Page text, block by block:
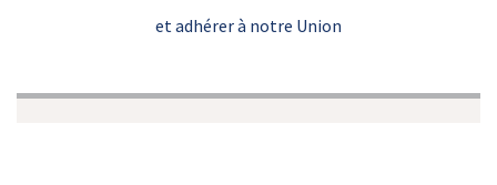
et adhérer à notre Union